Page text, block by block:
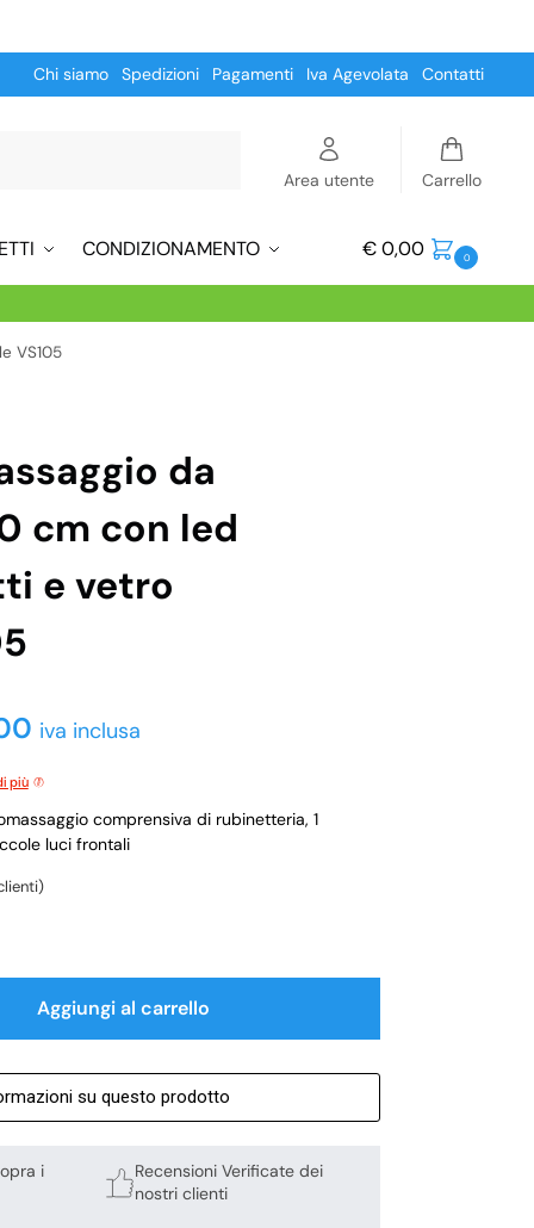
Chi siamo Spedizioni Pagamenti Iva Agevolata Contatti
Area utente Carrello
CONDIZIONAMENTO €0,00 0
VS105
da
cm con led
e vetro
iva inclusa
più
comprensiva di rubinetteria, 1
luci frontali
Aggiungi al carrello
su questo prodotto
i
Recensioni Verificate dei
nostri clienti